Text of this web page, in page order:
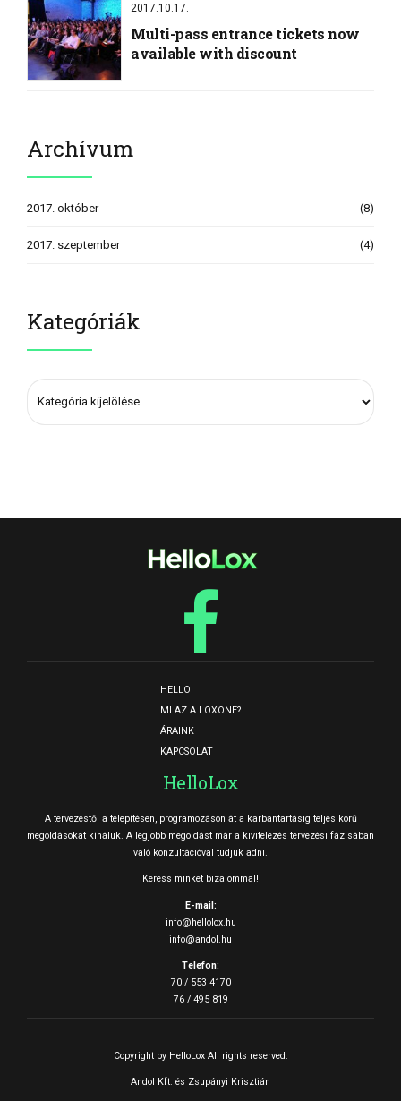
2017.10.17.
Multi-pass entrance tickets now
available with discount
Archívum
2017. október (8)
2017. szeptember (4)
Kategóriák
HELLO
MI AZ A LOXONE?
ÁRAINK
KAPCSOLAT
HelloLox
A tervezéstől a telepítésen, programozáson át a karbantartásig teljes körű
megoldásokat kínáluk. A legjobb megoldást már a kivitelezés tervezési fázisában
való konzultációval tudjuk adni.
Keress minket bizalommal!
E-mail:
info@hellolox.hu
info@andol.hu
Telefon:
70 / 553 4170
76 / 495 819
Copyright by HelloLox All rights reserved.
Andol Kft. és Zsupányi Krisztián